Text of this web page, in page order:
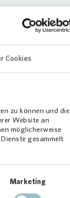
Cookies
zu können und die
Website an
möglicherweise
gesammelt
Marketing